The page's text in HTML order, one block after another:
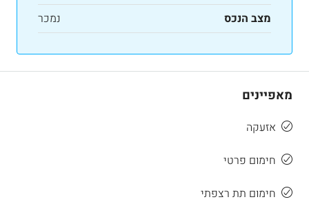
מצב הנכס
נמכר
מאפיינים
אזעקה
חימום פרטי
חימום תת רצפתי